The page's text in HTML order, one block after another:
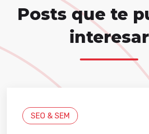
Posts que te
interesar
SEO & SEM